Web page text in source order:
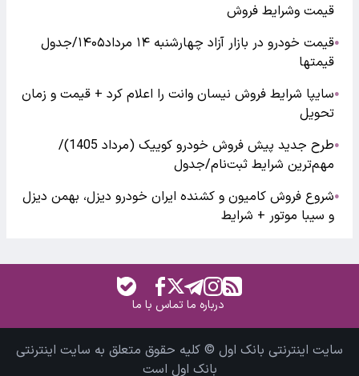
قیمت وشرایط فروش
●
قیمت خودرو در بازار آزاد چهارشنبه ۱۴ مرداد۱۴۰۵/جدول
قیمتها
●سایپا شرایط فروش نیسان وانت را اعلام کرد + قیمت و زمان
تحویل
●
طرح جدید پیش فروش خودرو کوییک (مرداد 1405)/
مهم‌ترین شرایط ثبت‌نام/جدول
●شروع فروش کامیون و کشنده ایران خودرو دیزل، بهمن دیزل
و سیبا موتور + شرایط
درباره ماتماس با ما
سایت اینترنتی بانک اول © کلیه حقوق متعلق به سایت اینترنتی
بانک اول است